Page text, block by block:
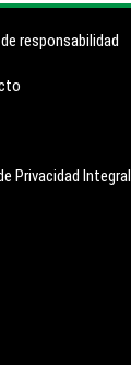
responsabilidad
Privacidad Integral